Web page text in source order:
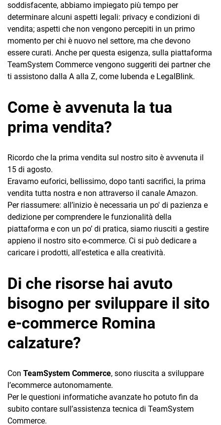
soddisfacente, abbiamo impiegato più tempo per
determinare alcuni aspetti legali: privacy e condizioni di
vendita; aspetti che non vengono percepiti in un primo
momento per chi è nuovo nel settore, ma che devono
essere curati. Anche per questa esigenza, sulla piattaforma
TeamSystem Commerce vengono suggeriti dei partner che
ti assistono dalla A alla Z, come Iubenda e LegalBlink.
Come è avvenuta la tua
prima vendita?
Ricordo che la prima vendita sul nostro sito è avvenuta il
15 di agosto.
Eravamo euforici, bellissimo, dopo tanti sacrifici, la prima
vendita tutta nostra e non attraverso il canale Amazon.
Per riassumere: all’inizio è necessaria un po' di pazienza e
dedizione per comprendere le funzionalità della
piattaforma e con un po’ di pratica, siamo riusciti a gestire
appieno il nostro sito e-commerce. Ci si può dedicare a
caricare i prodotti, all'estetica e alla creatività.
Di che risorse hai avuto
bisogno per sviluppare il sito
e-commerce Romina
calzature?
Con TeamSystem Commerce, sono riuscita a sviluppare
l’ecommerce autonomamente.
Per le questioni informatiche avanzate ho potuto fin da
subito contare sull’assistenza tecnica di TeamSystem
Commerce.